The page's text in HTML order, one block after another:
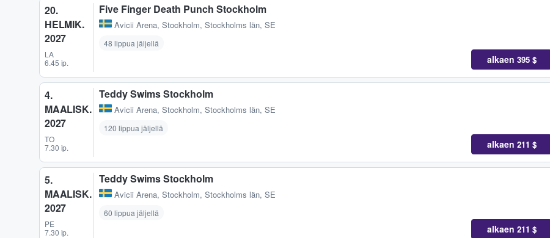
20.
HELMIK.
2027
LA
6.45 ip.
Five Finger Death Punch Stockholm
Avicii Arena, Stockholm, Stockholms län, SE
48 lippua jäljellä
alkaen 395 $
4.
MAALISK.
2027
TO
7.30 ip.
Teddy Swims Stockholm
Avicii Arena, Stockholm, Stockholms län, SE
120 lippua jäljellä
alkaen 211 $
5.
MAALISK.
2027
PE
7.30 ip.
Teddy Swims Stockholm
Avicii Arena, Stockholm, Stockholms län, SE
60 lippua jäljellä
alkaen 211 $